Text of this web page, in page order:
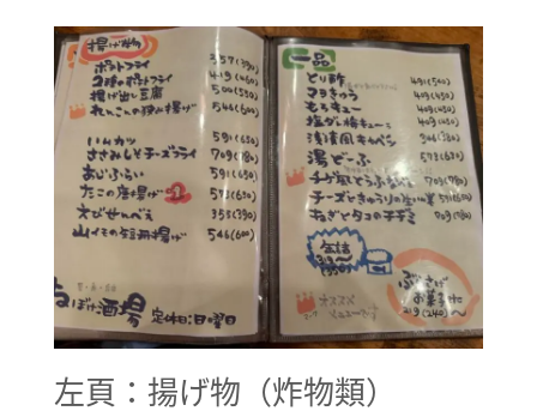
左頁：揚げ物（炸物類）